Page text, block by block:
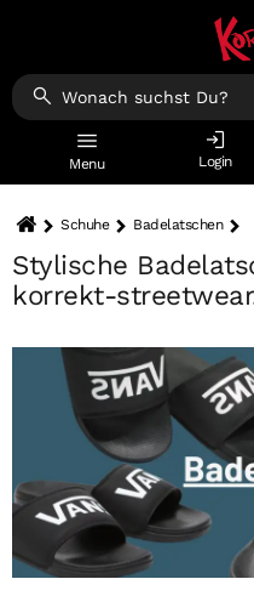
Menu Login
Schuhe Badelatschen
Stylische
korrekt-